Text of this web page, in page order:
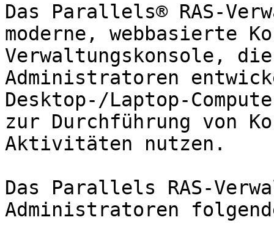
Das Parallels® RAS-
moderne, webbasierte
Verwaltungskonsole,
Administratoren
Desktop-/Laptop-
zur Durchführung von
Aktivitäten nutzen.
Das Parallels RAS-
Administratoren